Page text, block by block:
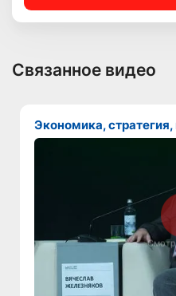
Связанное видео
Экономика,